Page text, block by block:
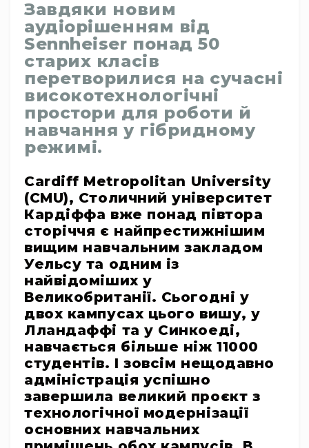
акустичні
системи
Аксесуари
та
комплектуючі
Радіосистеми
Портативні
системи
Моніторінг
(IEM)
Приймачі
Передавачі
Мікрофонні
голови
Всі
радіосистеми
Аксесуари
та
комплектуючі
Антени
та
антенне
обладнання
Антени
Завдяки новим
аудіорішенням від
Sennheiser понад 50
старих класів
перетворилися на сучасні
високотехнологічні
простори для роботи й
навчання у гібридному
режимі.
Cardiff Metropolitan University
(CMU), Столичний університет
Кардіффа вже понад півтора
сторіччя є найпрестижнішим
вищим навчальним закладом
Уельсу та одним із
найвідоміших у
Великобританії. Сьогодні у
двох кампусах цього вишу, у
Лландаффі та у Синкоеді,
навчається більше ніж 11000
студентів. І зовсім нещодавно
адміністрація успішно
завершила великий проєкт з
технологічної модернізації
основних навчальних